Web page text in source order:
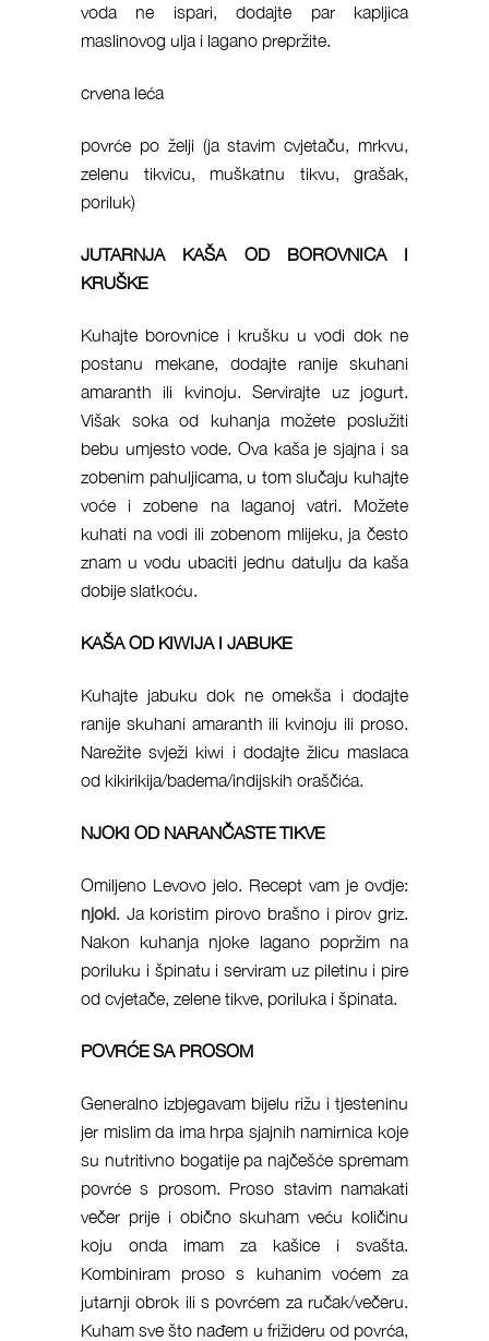
voda ne ispari, dodajte par kapljica
maslinovog ulja i lagano prepržite.
crvena leća
povrće po želji (ja stavim cvjetaču, mrkvu,
zelenu tikvicu, muškatnu tikvu, grašak,
poriluk)
JUTARNJA KAŠA OD BOROVNICA I
KRUŠKE
Kuhajte borovnice i krušku u vodi dok ne
postanu mekane, dodajte ranije skuhani
amaranth ili kvinoju. Servirajte uz jogurt.
Višak soka od kuhanja možete poslužiti
bebu umjesto vode. Ova kaša je sjajna i sa
zobenim pahuljicama, u tom slučaju kuhajte
voće i zobene na laganoj vatri. Možete
kuhati na vodi ili zobenom mlijeku, ja često
znam u vodu ubaciti jednu datulju da kaša
dobije slatkoću.
KAŠA OD KIWIJA I JABUKE
Kuhajte jabuku dok ne omekša i dodajte
ranije skuhani amaranth ili kvinoju ili proso.
Narežite svježi kiwi i dodajte žlicu maslaca
od kikirikija/badema/indijskih oraščića.
NJOKI OD NARANČASTE TIKVE
Omiljeno Levovo jelo. Recept vam je ovdje:
njoki. Ja koristim pirovo brašno i pirov griz.
Nakon kuhanja njoke lagano popržim na
poriluku i špinatu i serviram uz piletinu i pire
od cvjetače, zelene tikve, poriluka i špinata.
POVRĆE SA PROSOM
Generalno izbjegavam bijelu rižu i tjesteninu
jer mislim da ima hrpa sjajnih namirnica koje
su nutritivno bogatije pa najčešće spremam
povrće s prosom. Proso stavim namakati
večer prije i obično skuham veću količinu
koju onda imam za kašice i svašta.
Kombiniram proso s kuhanim voćem za
jutarnji obrok ili s povrćem za ručak/večeru.
Kuham sve što nađem u frižideru od povrća,